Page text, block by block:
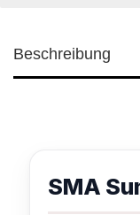
Beschreibung
SMA